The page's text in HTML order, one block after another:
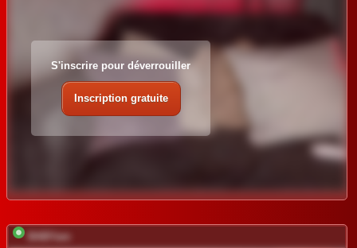
S'inscrire pour déverrouiller
Inscription gratuite
BABYam